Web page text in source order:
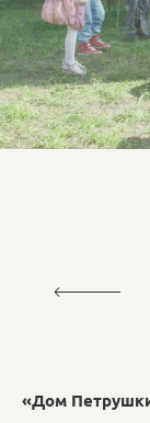
«Дом